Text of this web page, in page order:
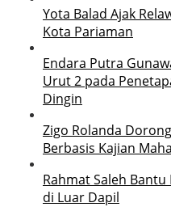
Yota Balad Ajak
Kota Pariaman
Endara Putra
Urut 2 pada
Dingin
Zigo Rolanda
Berbasis Kajian
Rahmat Saleh
di Luar Dapil